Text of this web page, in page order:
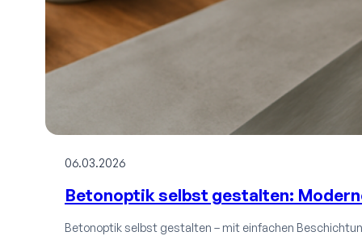
06.03.2026
Betonoptik selbst gestalten:
Betonoptik selbst gestalten – mit einfachen